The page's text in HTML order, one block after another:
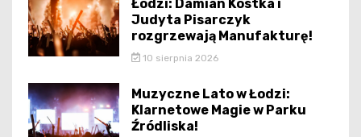
Łodzi: Damian Kostka i
Judyta Pisarczyk
rozgrzewają Manufakturę!
10 sierpnia 2026
Muzyczne Lato w Łodzi:
Klarnetowe Magie w Parku
Źródliska!